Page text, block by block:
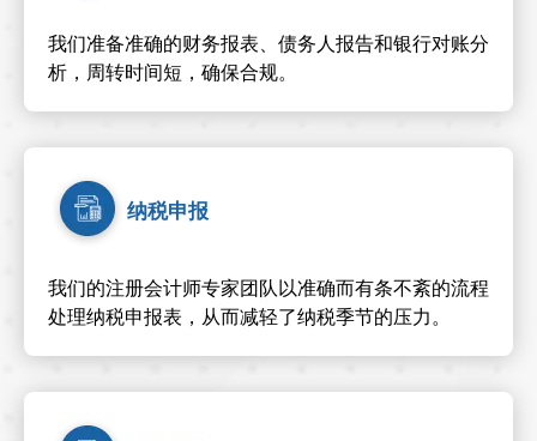
我们准备准确的财务报表、债务人报告和银行对账分
析，周转时间短，确保合规。
纳税申报
我们的注册会计师专家团队以准确而有条不紊的流程
处理纳税申报表，从而减轻了纳税季节的压力。